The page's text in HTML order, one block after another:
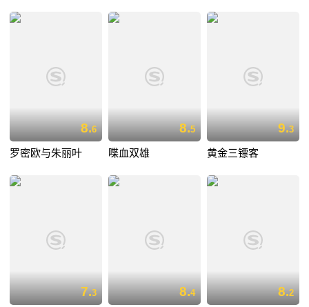
8.6
罗密欧与朱丽叶
8.5
喋血双雄
9.3
黄金三镖客
7.3 8.4 8.2